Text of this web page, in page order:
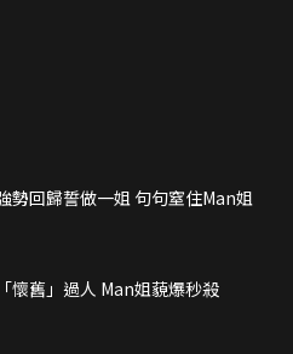
勢回歸誓做一姐 句句窒住Man姐
懷舊」過人 Man姐藐爆秒殺